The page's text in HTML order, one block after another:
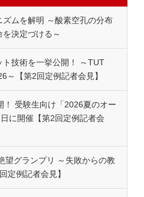
ムを解明 ～酸素空孔の分布
決定づける～
技術を一挙公開！ ～TUT
～【第2回定例記者会見】
！ 受験生向け「2026夏のオー
に開催【第2回定例記者会
望グランプリ ～失敗からの教
定例記者会見】